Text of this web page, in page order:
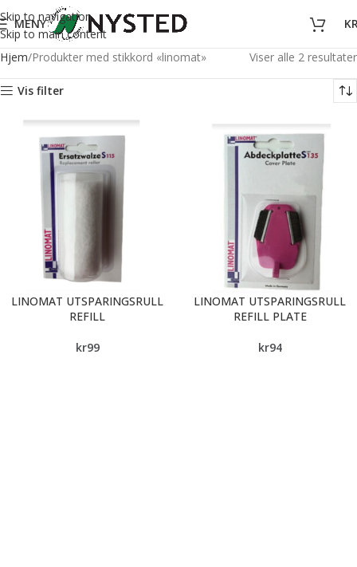
Skip to navigation
Skip to main content
MENY
Hjem Produkter med stikkord «linomat» Viser alle 2 resultater
Vis filter
LINOMAT UTSPARINGSRULL
REFILL
kr99
LINOMAT UTSPARINGSRULL
REFILL PLATE
kr94